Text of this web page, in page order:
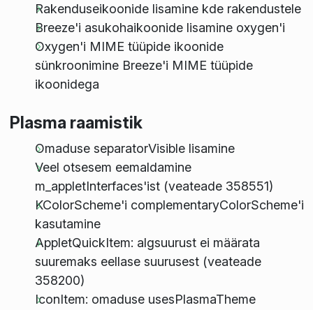
Rakenduseikoonide lisamine kde rakendustele
Breeze'i asukohaikoonide lisamine oxygen'i
Oxygen'i MIME tüüpide ikoonide
sünkroonimine Breeze'i MIME tüüpide
ikoonidega
Plasma raamistik
Omaduse separatorVisible lisamine
Veel otsesem eemaldamine
m_appletInterfaces'ist (veateade 358551)
KColorScheme'i complementaryColorScheme'i
kasutamine
AppletQuickItem: algsuurust ei määrata
suuremaks eellase suurusest (veateade
358200)
IconItem: omaduse usesPlasmaTheme